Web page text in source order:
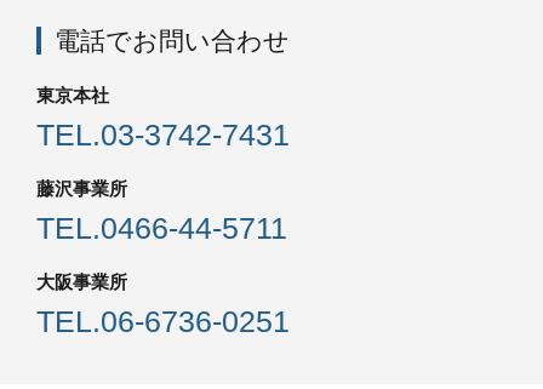
電話でお問い合わせ
東京本社
TEL.03-3742-7431
藤沢事業所
TEL.0466-44-5711
大阪事業所
TEL.06-6736-0251